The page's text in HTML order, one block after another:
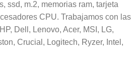
ssd, m.2, memorias ram, tarjeta
CPU. Trabajamos con las
Dell, Lenovo, Acer, MSI, LG,
Crucial, Logitech, Ryzer, Intel,